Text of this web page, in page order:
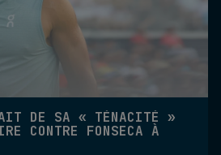
DE SA « TÉNACITÉ »
CONTRE FONSECA À